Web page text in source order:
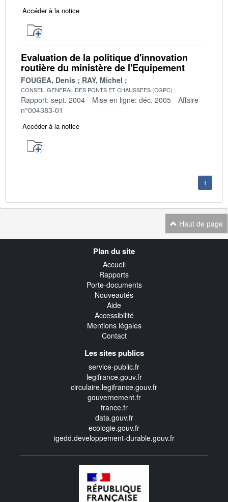
Accéder à la notice
Evaluation de la politique d'innovation
routière du ministère de l'Equipement
FOUGEA, Denis RAY, Michel
CONSEIL GENERAL DES PONTS ET CHAUSSEES (CGPC)
Rapport: sept. 2004 Mise en ligne: déc. 2005
Affaire
n°004383-01
Accéder à la notice
1
Haut de page
Plan du site
Accueil
Rapports
Porte-documents
Nouveautés
Aide
Accessibilité
Mentions légales
Contact
Les sites publics
service-public.fr
legifrance.gouv.fr
circulaire.legifrance.gouv.fr
gouvernement.fr
france.fr
data.gouv.fr
ecologie.gouv.fr
igedd.developpement-durable.gouv.fr